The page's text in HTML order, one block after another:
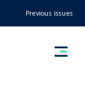
Previous issues